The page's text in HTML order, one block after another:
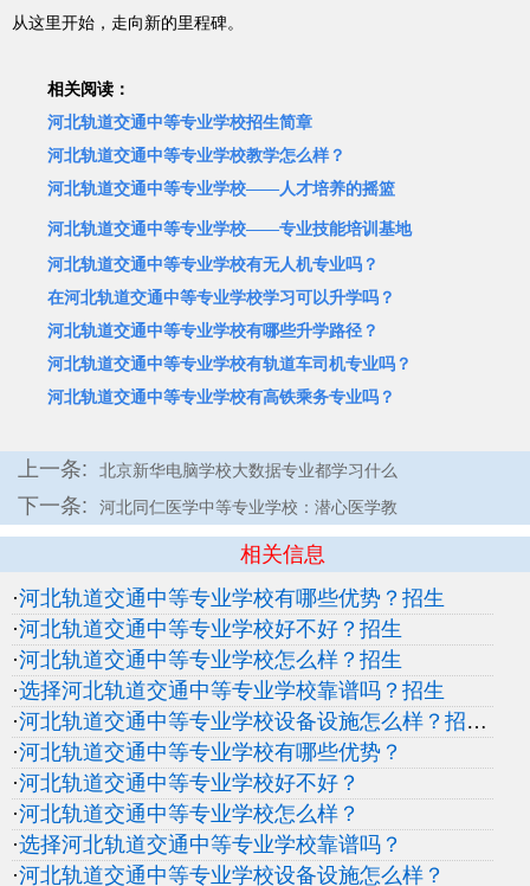
从这里开始，走向新的里程碑。
相关阅读：
河北轨道交通中等专业学校招生简章
河北轨道交通中等专业学校教学怎么样？
河北轨道交通中等专业学校——人才培养的摇篮
河北轨道交通中等专业学校——专业技能培训基地
河北轨道交通中等专业学校有无人机专业吗？
在河北轨道交通中等专业学校学习可以升学吗？
河北轨道交通中等专业学校有哪些升学路径？
河北轨道交通中等专业学校有轨道车司机专业吗？
河北轨道交通中等专业学校有高铁乘务专业吗？
上一条: 北京新华电脑学校大数据专业都学习什么
下一条: 河北同仁医学中等专业学校：潜心医学教
相关信息
·河北轨道交通中等专业学校有哪些优势？招生
·河北轨道交通中等专业学校好不好？招生
·河北轨道交通中等专业学校怎么样？招生
·选择河北轨道交通中等专业学校靠谱吗？招生
·河北轨道交通中等专业学校设备设施怎么样？招生
·河北轨道交通中等专业学校有哪些优势？
·河北轨道交通中等专业学校好不好？
·河北轨道交通中等专业学校怎么样？
·选择河北轨道交通中等专业学校靠谱吗？
·河北轨道交通中等专业学校设备设施怎么样？